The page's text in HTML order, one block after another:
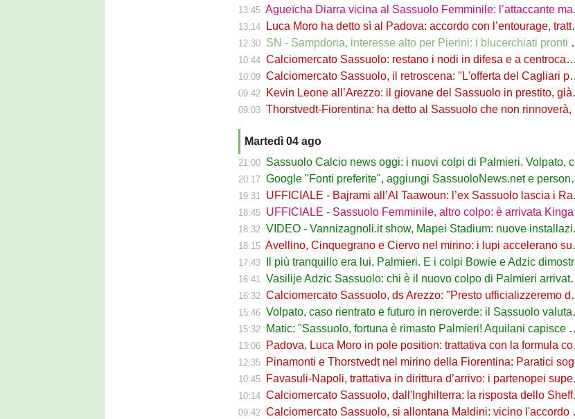
13:45 Agueïcha Diarra vicina al Sassuolo Femminile: l’attaccante maliana a parametro zero dal PSG
13:14 Luca Moro ha detto sì al Padova: accordo con l’entourage, trattativa con il Sassuolo in corso
12:30 SN - Sampdoria, interesse alto per Pierini: i blucerchiati pronti a riprovarci a fine calciomercato
10:44 Calciomercato Sassuolo: restano i nodi in difesa e a centrocampo. Occhio alle uscite
10:09 Calciomercato Sassuolo, il retroscena: "L'offerta del Cagliari per Adzic era più alta"
09:42 Kevin Leone all’Arezzo: il giovane del Sassuolo in prestito, già in campo a Rigutino
09:03 Thorstvedt-Fiorentina: ha detto al Sassuolo che non rinnoverà, viola in agguato
Martedì 04 ago
21:00 Sassuolo Calcio news oggi: i nuovi colpi di Palmieri. Volpato, caso rientrato
20:17 Google "Fonti preferite", aggiungi SassuoloNews.net e personalizza le tue notizie
19:31 UFFICIALE - Bajrami all’Al Taawoun: l’ex Sassuolo lascia i Rangers e riparte dall’Arabia Saudita
18:45 UFFICIALE - Sassuolo Femminile, altro colpo: è arrivata Kinga Wyrwas!
18:32 VIDEO - Vannizagnoli.it show, Mapei Stadium: nuove installazioni all’esterno
18:15 Avellino, Cinquegrano e Ciervo nel mirino: i lupi accelerano sul mercato dal Sassuolo
17:43 Il più tranquillo era lui, Palmieri. E i colpi Bowie e Adzic dimostrano il perché
16:41 Vasilije Adzic Sassuolo: chi è il nuovo colpo di Palmieri arrivato dalla Juve. Ruolo e Fantacalcio
16:32 Calciomercato Sassuolo, ds Arezzo: "Presto ufficializzeremo due arrivi dai neroverdi"
15:46 Volpato, caso rientrato e futuro in neroverde: il Sassuolo valuta il rinnovo oltre il 2028
15:32 Matic: "Sassuolo, fortuna è rimasto Palmieri! Aquilani capisce di calcio. In futuro voglio allenare"
13:06 Padova, Luca Moro in pole position: trattativa con la formula con il Sassuolo
12:35 Pinamonti e Thorstvedt nel mirino della Fiorentina: Paratici sogna lo sgarbo al Sassuolo
10:45 Favasuli-Napoli, trattativa in dirittura d’arrivo: i partenopei superano il Sassuolo
10:14 Calciomercato Sassuolo, dall'Inghilterra: la risposta dello Sheffield per Seriki
09:42 Calciomercato Sassuolo, si allontana Maldini: vicino l'accordo Cagliari-Atalanta